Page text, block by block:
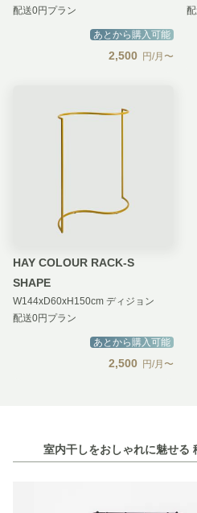
配送0円プラン
あとから購入可能
2,500 円/月〜
HAY COLOUR RACK-S
SHAPE
W144xD60xH150cm ディジョン
配送0円プラン
あとから購入可能
2,500 円/月〜
室内干しをおしゃれに魅せる